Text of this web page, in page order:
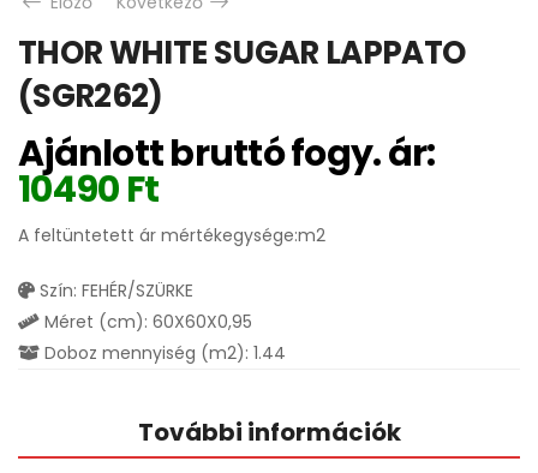
THOR WHITE SUGAR LAPPATO
(SGR262)
Ajánlott bruttó fogy. ár:
10490Ft
A feltüntetett ár mértékegysége:m2
Szín: FEHÉR/SZÜRKE
Méret (cm): 60X60X0,95
Doboz mennyiség (m2): 1.44
További információk